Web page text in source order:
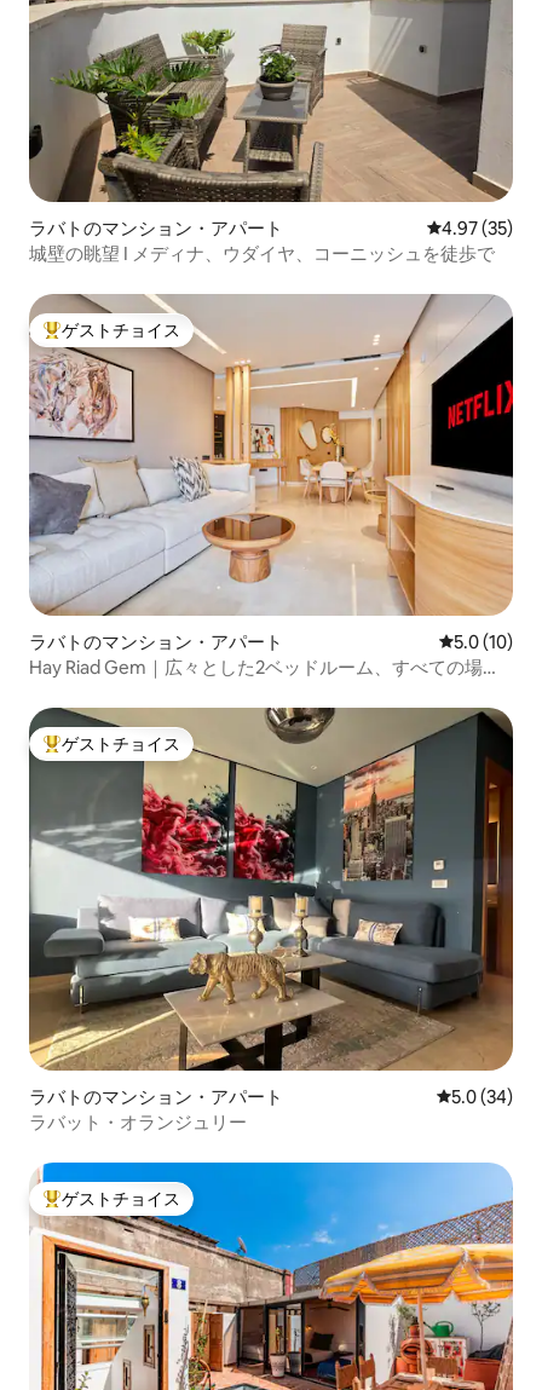
ラバトのマンション・アパート レビュー35
4.97 (35)
城壁の眺望 I メディナ、ウダイヤ、コーニッシュを徒歩で
大好評のゲストチョイスです。
ゲストチョイス
ラバトのマンション・アパート レビュー10
5.0 (10)
Hay Riad Gem｜広々とした2ベッドルーム、すべての場所
大好評のゲストチョイスです。
ゲストチョイス
ラバトのマンション・アパート レビュー34
5.0 (34)
ラバット・オランジュリー
大好評のゲストチョイスです。
ゲストチョイス